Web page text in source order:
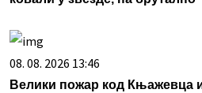
08. 08. 2026 13:46
Велики пожар код Књажевца